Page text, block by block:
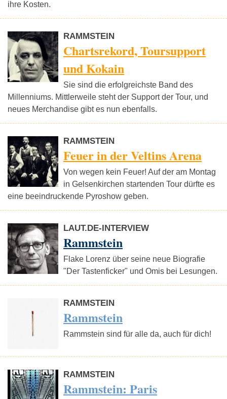
ihre Kosten.
RAMMSTEIN
Chartsrekord, Toursupport
und Kokain
Sie sind die erfolgreichste Band des
Millenniums. Mittlerweile steht der Support der Tour, und
neues Merchandise gibt es nun ebenfalls.
RAMMSTEIN
Feuer in der Veltins Arena
Von wegen kein Feuer! Auf der am Montag
in Gelsenkirchen startenden Tour dürfte es
eine beeindruckende Pyroshow geben.
LAUT.DE-INTERVIEW
Rammstein
Flake Lorenz über seine neue Biografie
"Der Tastenficker" und Omis bei Lesungen.
RAMMSTEIN
Rammstein
Rammstein sind für alle da, auch für dich!
RAMMSTEIN
Rammstein: Paris